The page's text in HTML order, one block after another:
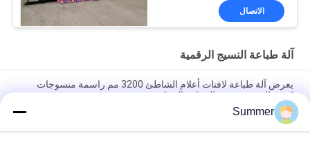
الاتصال
آلة طباعة النسيج الرقمية
يعرض آلة طباعة لافتات أعلام الشاطئ 3200 مم راسمة منسوجات
كبيرة الحجم مع حبر الصباغ والتسامي
4 أو 8 ألوان مع حبر الصباغات & حبر التخفيف
Summer